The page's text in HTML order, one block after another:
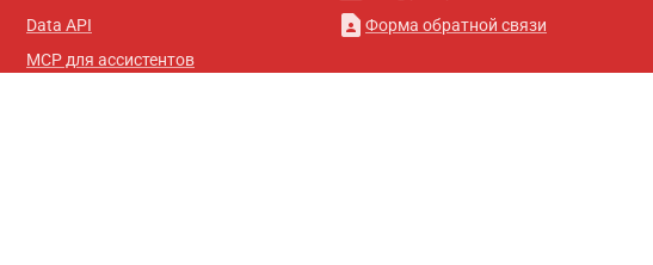
Data API
MCP для ассистентов
contact_page Форма обратной связи